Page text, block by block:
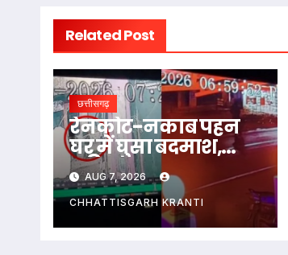
Related Post
छत्तीसगढ़
रेनकोट-नकाब पहन
घर में घुसा बदमाश,
महिला पर हमला कर
हुआ फरार; जांच में जुटी
पुलिस…
AUG 7, 2026
CHHATTISGARH KRANTI